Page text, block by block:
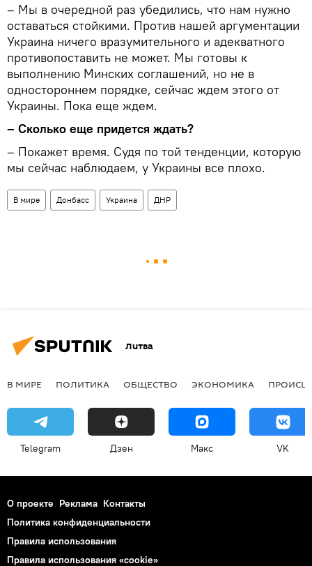
– Мы в очередной раз убедились, что нам нужно
оставаться стойкими. Против нашей аргументации
Украина ничего вразумительного и адекватного
противопоставить не может. Мы готовы к
выполнению Минских соглашений, но не в
одностороннем порядке, сейчас ждем этого от
Украины. Пока еще ждем.
– Сколько еще придется ждать?
– Покажет время. Судя по той тенденции, которую
мы сейчас наблюдаем, у Украины все плохо.
В мире Донбасс Украина ДНР
Литва
В МИРЕ ПОЛИТИКА ОБЩЕСТВО ЭКОНОМИКА
Telegram Дзен Макс VK
О проекте Реклама Контакты
Политика конфиденциальности
Правила использования
Правила использования «cookie»